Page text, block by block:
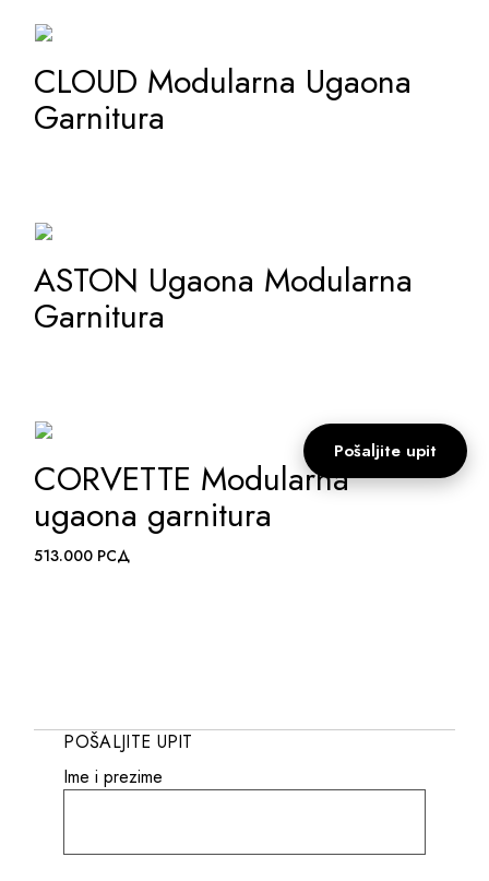
ADD TO WISHLIST
CLOUD Modularna Ugaona
Garnitura
ADD TO WISHLIST
ASTON Ugaona Modularna
Garnitura
ADD TO WISHLIST
CORVETTE Modularna
ugaona garnitura
513.000 РСД
POŠALJITE UPIT
Ime i prezime
Pošaljite upit